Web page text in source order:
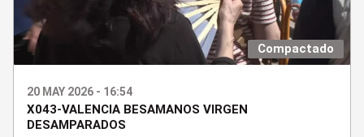
Compactado
20 MAY 2026 - 16:54
X043-VALENCIA BESAMANOS VIRGEN
DESAMPARADOS